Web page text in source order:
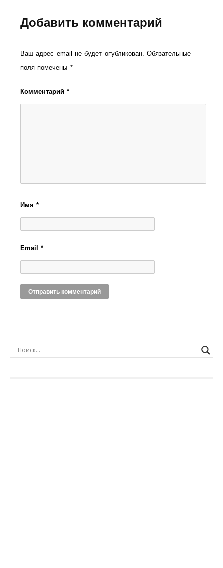
Добавить комментарий
Ваш адрес email не будет опубликован. Обязательные
поля помечены *
Комментарий*
Имя*
Email*